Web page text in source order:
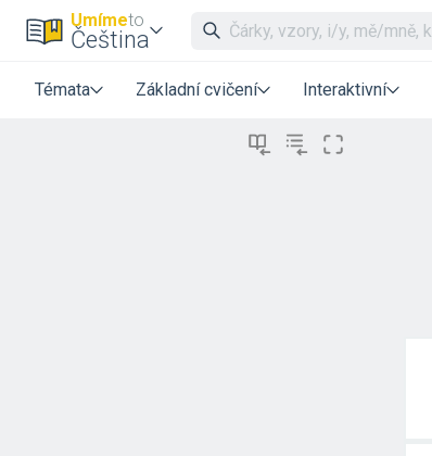
Umímeto
Čeština
Témata Základní cvičení Interaktivní